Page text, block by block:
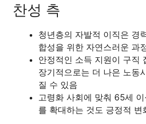
찬성 측
청년층의 자발적 이직은 경
합성을 위한 자연스러운 과
안정적인 소득 지원이 구직
장기적으로는 더 나은 노동
질 수 있음
고령화 사회에 맞춰 65세
를 확대하는 것도 긍정적 변